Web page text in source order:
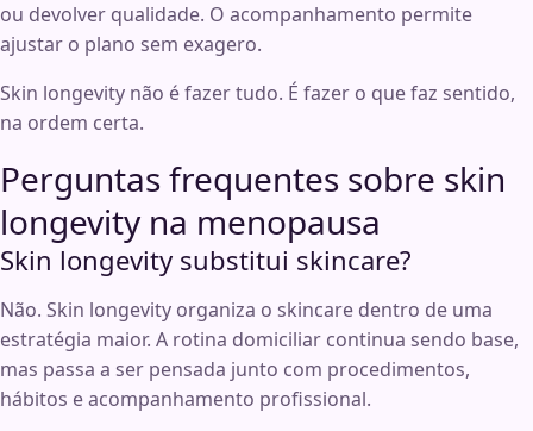
ou devolver qualidade. O acompanhamento permite
ajustar o plano sem exagero.
Skin longevity não é fazer tudo. É fazer o que faz sentido,
na ordem certa.
Perguntas frequentes sobre skin
longevity na menopausa
Skin longevity substitui skincare?
Não. Skin longevity organiza o skincare dentro de uma
estratégia maior. A rotina domiciliar continua sendo base,
mas passa a ser pensada junto com procedimentos,
hábitos e acompanhamento profissional.